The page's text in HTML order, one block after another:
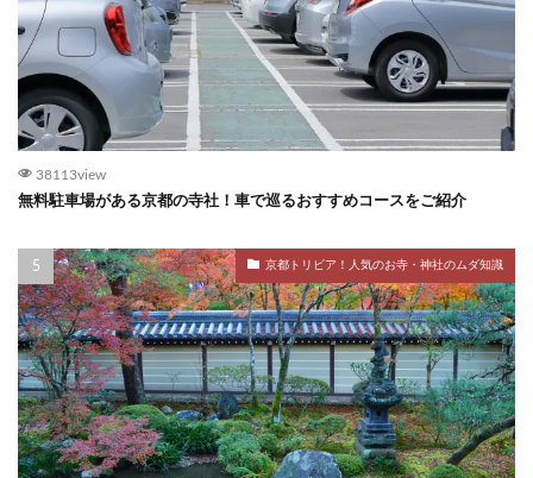
38113view
無料駐車場がある京都の寺社！車で巡るおすすめコースをご紹介
京都トリビア！人気のお寺・神社のムダ知識